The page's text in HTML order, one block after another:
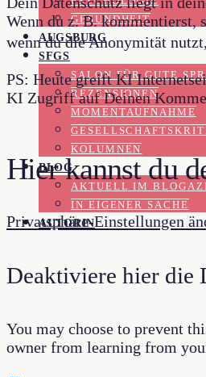
GESUNDHEIT
AUGSBURG
SFGS
SALON FÜR GUTE
REZENSIONEN
MOMENTAUFNAHME
KOLUMNEN
BLOG
AKTUELL IM
IN EIGENER SACHE
AUTORIN
Wenn du z. B. kommentierst,
wenn du die Anonymität
PS: Heute greift KI
KI Zugriff auf Deinen
Hier kannst du
Privatsphäre-Einstellungen
Deaktiviere hier die
You may choose to prevent
owner from learning from